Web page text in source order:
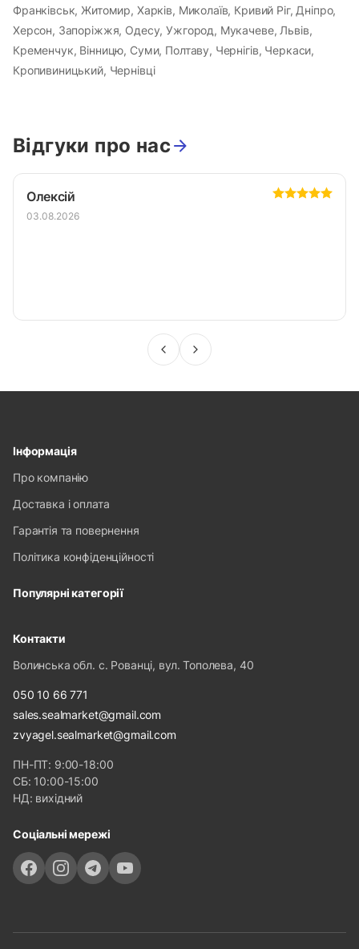
Франківськ, Житомир, Харків, Миколаїв, Кривий Ріг, Дніпро,
Херсон, Запоріжжя, Одесу, Ужгород, Мукачеве, Львів,
Кременчук, Вінницю, Суми, Полтаву, Чернігів, Черкаси,
Кропивиницький, Чернівці
Відгуки про нас
Олексій
03.08.2026
Інформація
Про компанію
Доставка і оплата
Гарантія та повернення
Політика конфіденційності
Популярні категорії
Контакти
Волинська обл. с. Рованці, вул. Тополева, 40
050 10 66 771
sales.sealmarket@gmail.com
zvyagel.sealmarket@gmail.com
ПН-ПТ: 9:00-18:00
СБ: 10:00-15:00
НД: вихідний
Соціальні мережі